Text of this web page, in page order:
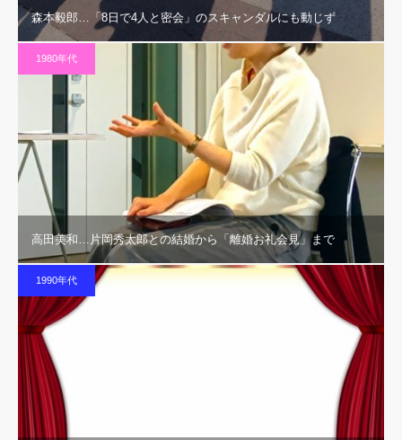
森本毅郎…「8日で4人と密会」のスキャンダルにも動じず
1980年代
高田美和…片岡秀太郎との結婚から「離婚お礼会見」まで
1990年代